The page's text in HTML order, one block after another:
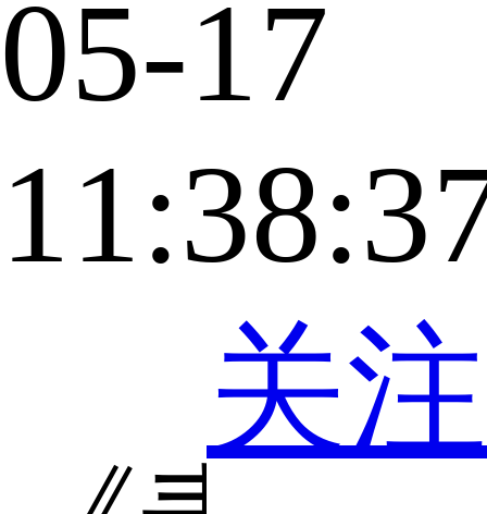
05-17
关注